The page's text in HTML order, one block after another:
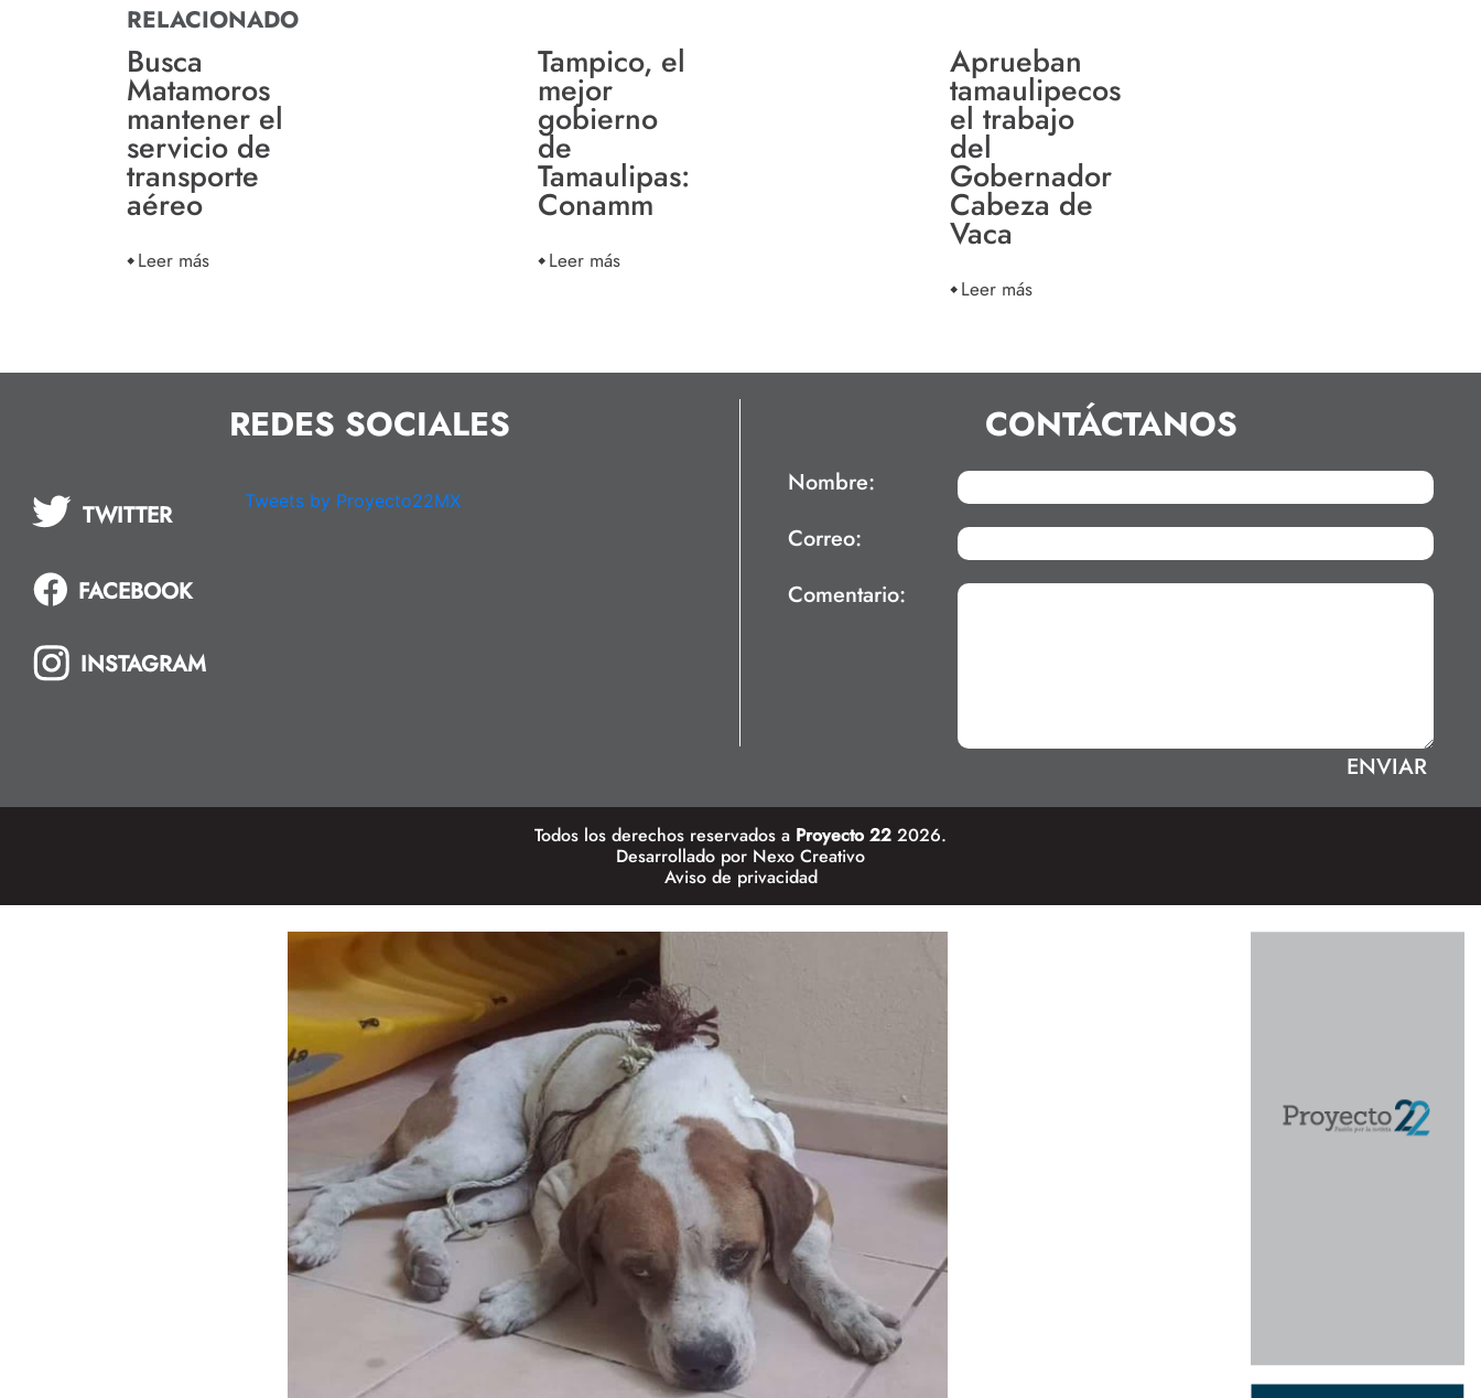
RELACIONADO
Busca
Matamoros
mantener el
servicio de
transporte
aéreo
Leer más
Tampico, el
mejor
gobierno
de
Tamaulipas:
Conamm
Leer más
Aprueban
tamaulipecos
el trabajo
del
Gobernador
Cabeza de
Vaca
Leer más
REDES SOCIALES
TWITTER
FACEBOOK
INSTAGRAM
Tweets by Proyecto22MX
CONTÁCTANOS
Nombre:
Correo:
Comentario:
Todos los derechos reservados a Proyecto 22 2026.
Desarrollado por Nexo Creativo
Aviso de privacidad